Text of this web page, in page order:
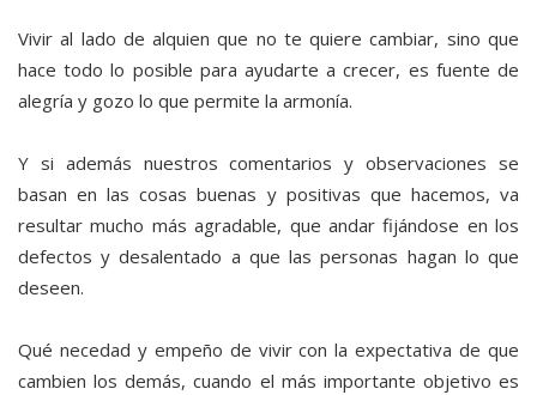
Vivir al lado de alquien que no te quiere cambiar, sino que
hace todo lo posible para ayudarte a crecer, es fuente de
alegría y gozo lo que permite la armonía.
Y si además nuestros comentarios y observaciones se
basan en las cosas buenas y positivas que hacemos, va
resultar mucho más agradable, que andar fijándose en los
defectos y desalentado a que las personas hagan lo que
deseen.
Qué necedad y empeño de vivir con la expectativa de que
cambien los demás, cuando el más importante objetivo es